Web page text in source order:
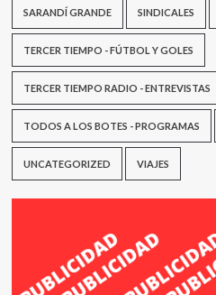
SARANDÍ GRANDE SINDICALES
TERCER TIEMPO - FÚTBOL Y GOLES
TERCER TIEMPO RADIO - ENTREVISTAS
TODOS A LOS BOTES - PROGRAMAS
UNCATEGORIZED VIAJES